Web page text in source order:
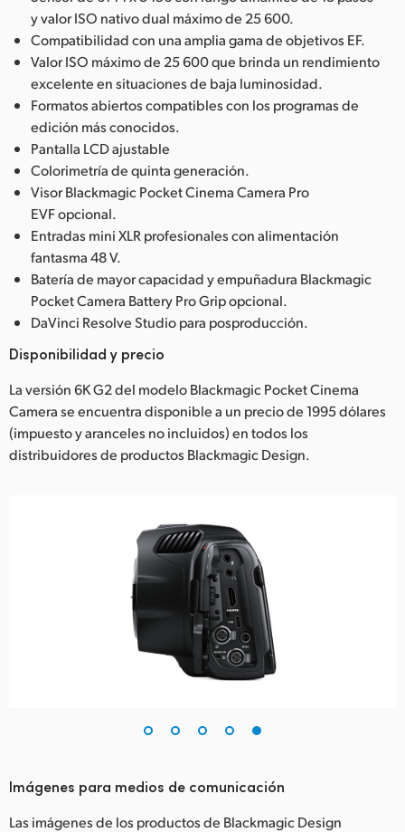
y valor ISO nativo dual máximo de 25 600.
Compatibilidad con una amplia gama de objetivos EF.
Valor ISO máximo de 25 600 que brinda un rendimiento
excelente en situaciones de baja luminosidad.
Formatos abiertos compatibles con los programas de
edición más conocidos.
Pantalla LCD ajustable
Colorimetría de quinta generación.
Visor Blackmagic Pocket Cinema Camera Pro
EVF opcional.
Entradas mini XLR profesionales con alimentación
fantasma 48 V.
Batería de mayor capacidad y empuñadura Blackmagic
Pocket Camera Battery Pro Grip opcional.
DaVinci Resolve Studio para posproducción.
Disponibilidad y precio
La versión 6K G2 del modelo Blackmagic Pocket Cinema
Camera se encuentra disponible a un precio de 1995 dólares
(impuesto y aranceles no incluidos) en todos los
distribuidores de productos Blackmagic Design.
Imágenes para medios de comunicación
Las imágenes de los productos de Blackmagic Design